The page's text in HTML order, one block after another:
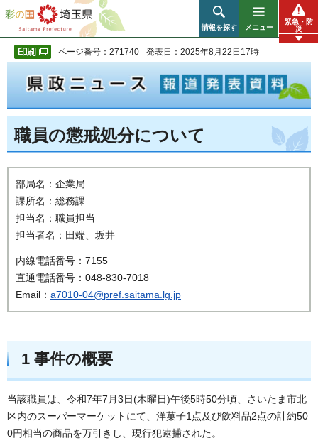
彩の国 埼玉県
情報を探す メニュー
緊急・防
災
ページ番号：271740 発表日：2025年8月22日17時
職員の懲戒処分について
部局名：企業局
課所名：総務課
担当名：職員担当
担当者名：田端、坂井
内線電話番号：7155
直通電話番号：048-830-7018
Email： a7010-04@pref.saitama.lg.jp
1 事件の概要
当該職員は、令和7年7月3日(木曜日)午後5時50分頃、さいたま市北
区内のスーパーマーケットにて、洋菓子1点及び飲料品2点の計約50
0円相当の商品を万引きし、現行犯逮捕された。